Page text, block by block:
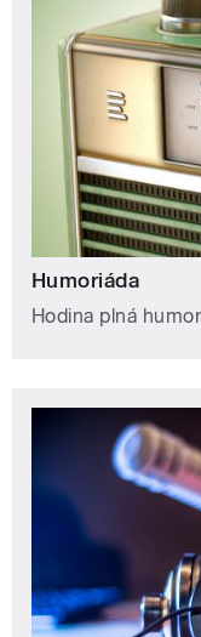
Humoriáda
Hodina plná